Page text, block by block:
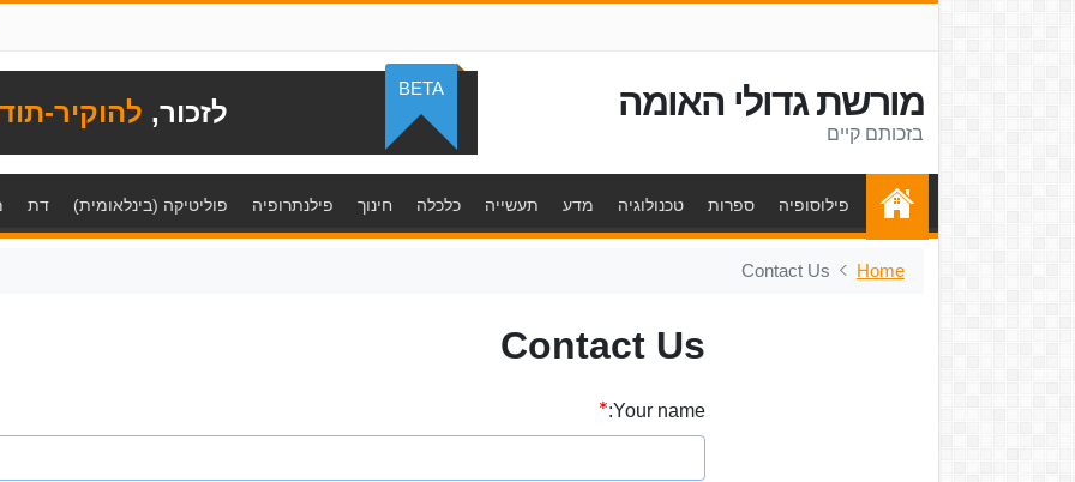
מורשת גדולי האומה
בזכותם קיים
לזכור, להוקיר-
BETA
פילוסופיה ספרות טכנולוגיה מדע תעשייה כלכלה חינוך פילנתרופיה פוליטיקה (בינלאומית) דת
Home
Contact Us
Contact Us
Your name: